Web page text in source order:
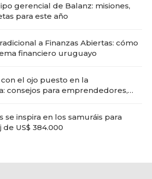
gerencial de Balanz: misiones,
para este año
a Finanzas Abiertas: cómo
financiero uruguayo
el ojo puesto en la
consejos para emprendedores,
se inspira en los samuráis para
US$ 384.000